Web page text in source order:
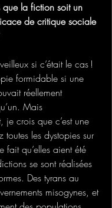
que la fiction soit un
de critique sociale
si c’était le cas !
formidable si une
réellement
Mais
je crois que c’est une
toutes les dystopies sur
fait qu’elles aient été
se sont réalisées
Des tyrans au
misogynes, et